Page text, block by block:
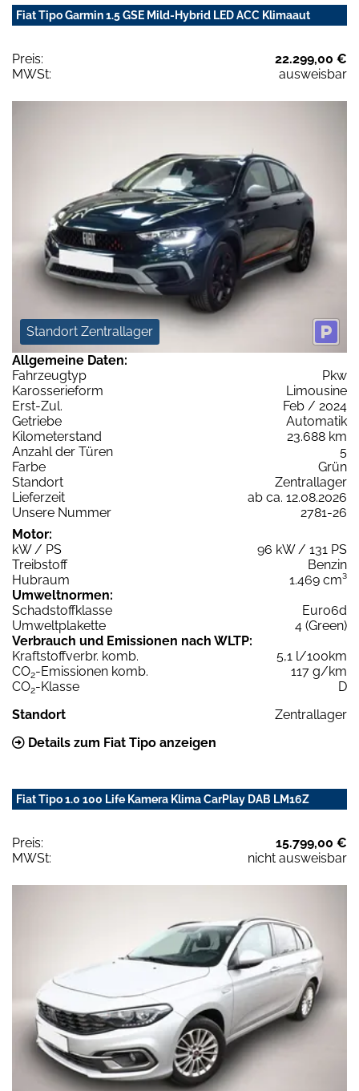
Fiat Tipo Garmin 1.5 GSE Mild-Hybrid LED ACC Klimaaut
Preis:
22.299,00 €
MWSt:
ausweisbar
Standort Zentrallager
Allgemeine Daten:
Fahrzeugtyp
Pkw
Karosserieform
Limousine
Erst-Zul.
Feb / 2024
Getriebe
Automatik
Kilometerstand
23.688 km
Anzahl der Türen
5
Farbe
Grün
Standort
Zentrallager
Lieferzeit
ab ca. 12.08.2026
Unsere Nummer
2781-26
Motor:
kW / PS
96 kW / 131 PS
Treibstoff
Benzin
Hubraum
1.469 cm³
Umweltnormen:
Schadstoffklasse
Euro6d
Umweltplakette
4 (Green)
Verbrauch und Emissionen nach WLTP:
Kraftstoffverbr. komb.
5,1 l/100km
CO2-Emissionen komb.
117 g/km
CO2-Klasse
D
Standort
Zentrallager
Details zum Fiat Tipo anzeigen
Fiat Tipo 1.0 100 Life Kamera Klima CarPlay DAB LM16Z
Preis:
15.799,00 €
MWSt:
nicht ausweisbar